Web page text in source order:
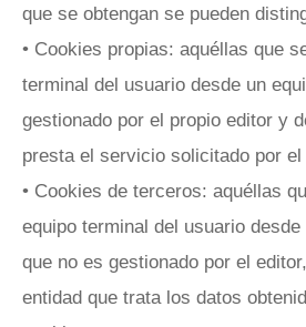
que se obtengan se pueden
• Cookies propias: aquéllas que
terminal del usuario desde un
gestionado por el propio editor y
presta el servicio solicitado por el
• Cookies de terceros: aquéllas
equipo terminal del usuario
que no es gestionado por el
entidad que trata los datos